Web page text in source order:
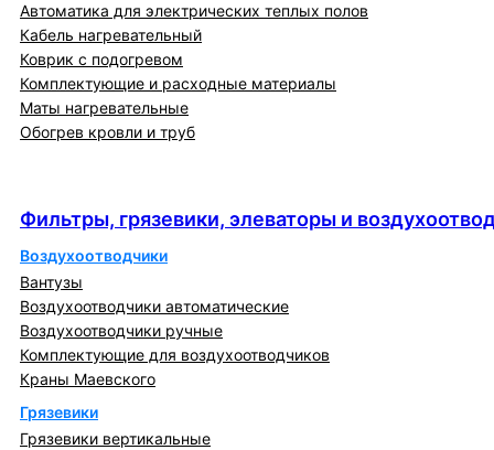
Автоматика для электрических теплых полов
Кабель нагревательный
Коврик с подогревом
Комплектующие и расходные материалы
Маты нагревательные
Обогрев кровли и труб
Фильтры, грязевики, элеваторы и
Воздухоотводчики
Вантузы
Воздухоотводчики автоматические
Воздухоотводчики ручные
Комплектующие для воздухоотводчиков
Краны Маевского
Грязевики
Грязевики вертикальные